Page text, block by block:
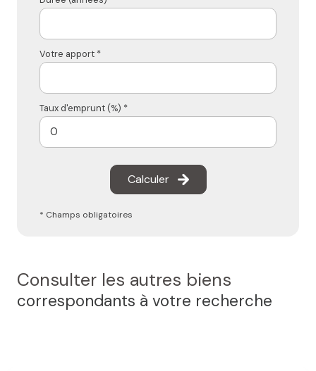
Votre apport *
Taux d'emprunt (%) *
Calculer
* Champs obligatoires
Consulter les autres biens
correspondants à votre recherche